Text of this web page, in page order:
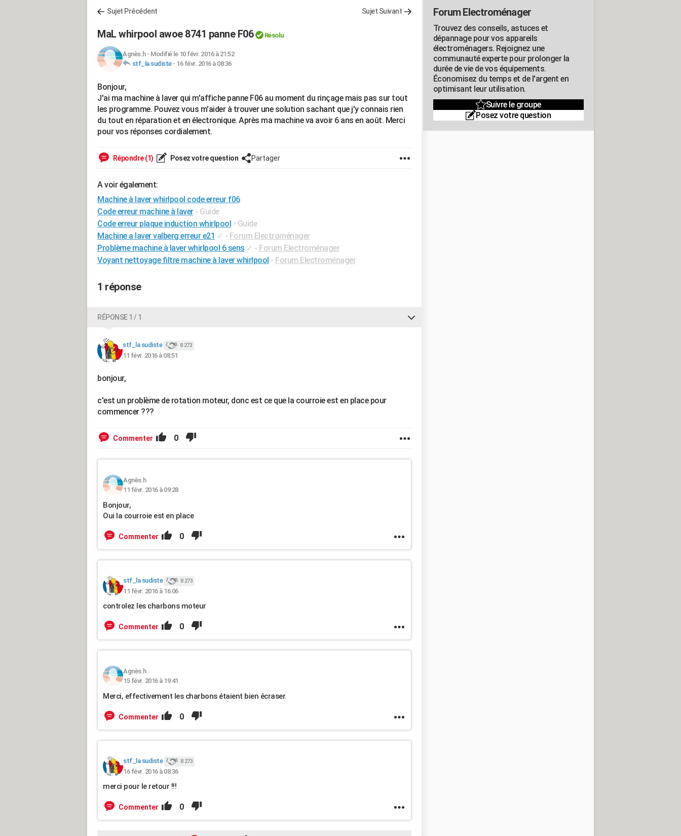
Sujet Précédent Sujet Suivant
MaL whirpool awoe 8741 panne F06 Résolu
Agnès.h- Modifié le 10 févr. 2016 à 21:52
stf_la sudiste- 16 févr. 2016 à 08:36
Bonjour,
J'ai ma machine à laver qui m'affiche panne F06 au moment du rinçage mais pas sur tout
les programme. Pouvez vous m'aider à trouver une solution sachant que j'y connais rien
du tout en réparation et en électronique. Après ma machine va avoir 6 ans en août. Merci
pour vos réponses cordialement.
Répondre (1) Posez votre question Partager
A voir également:
Machine à laver whirlpool code erreur f06
Code erreur machine à laver - Guide
Code erreur plaque induction whirlpool - Guide
Machine a laver valberg erreur e21 ✓ - Forum Electroménager
Problème machine à laver whirlpool 6 sens ✓ - Forum Electroménager
Voyant nettoyage filtre machine à laver whirlpool - Forum Electroménager
1 réponse
RÉPONSE 1 / 1
stf_la sudiste 8 273
11 févr. 2016 à 08:51
bonjour,
c'est un problème de rotation moteur, donc est ce que la courroie est en place pour
commencer ???
Commenter 0
Agnès.h
11 févr. 2016 à 09:28
Bonjour,
Oui la courroie est en place
Commenter 0
stf_la sudiste 8 273
11 févr. 2016 à 16:06
controlez les charbons moteur
Commenter 0
Agnès.h
15 févr. 2016 à 19:41
Merci, effectivement les charbons étaient bien écraser.
Commenter 0
stf_la sudiste 8 273
16 févr. 2016 à 08:36
merci pour le retour !!!
Commenter 0
Forum Electroménager
Trouvez des conseils, astuces et
dépannage pour vos appareils
électroménagers. Rejoignez une
communauté experte pour prolonger la
durée de vie de vos équipements.
Économisez du temps et de l'argent en
optimisant leur utilisation.
Suivre le groupe
Posez votre question